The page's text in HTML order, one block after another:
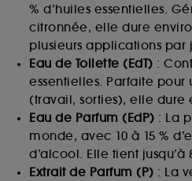
% d’huiles essentielles.
citronnée, elle dure
plusieurs applications par
Eau de Toilette (EdT) :
essentielles. Parfaite
(travail, sorties), elle dure
Eau de Parfum (EdP) : La
monde, avec 10 à 15 %
d’alcool. Elle tient jusqu’à
Extrait de Parfum (P) : La